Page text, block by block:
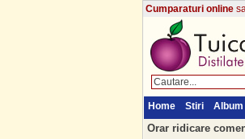
Cumparaturi online
Home Stiri Album
Orar ridicare